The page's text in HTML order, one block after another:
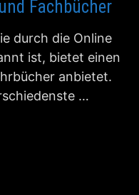
Fachbücher
durch die Online
ist, bietet einen
anbietet.
…